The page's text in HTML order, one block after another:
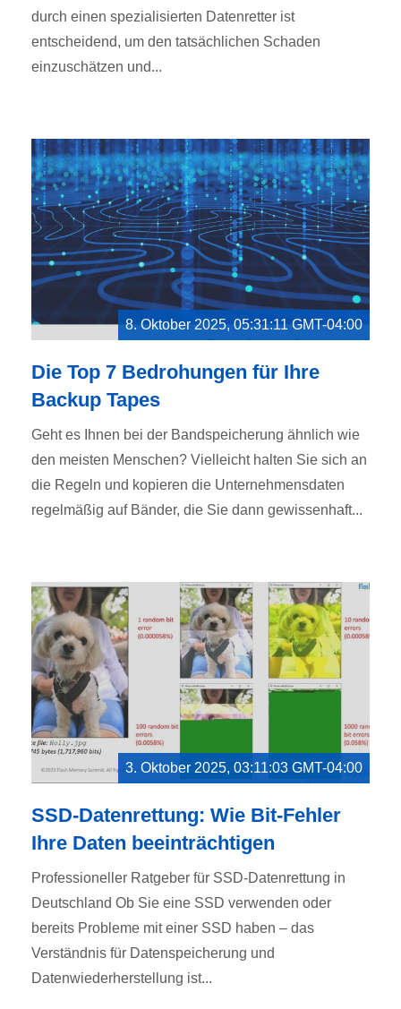
durch einen spezialisierten Datenretter ist
entscheidend, um den tatsächlichen Schaden
einzuschätzen und...
8. Oktober 2025, 05:31:11 GMT-04:00
Die Top 7 Bedrohungen für Ihre
Backup Tapes
Geht es Ihnen bei der Bandspeicherung ähnlich wie
den meisten Menschen? Vielleicht halten Sie sich an
die Regeln und kopieren die Unternehmensdaten
regelmäßig auf Bänder, die Sie dann gewissenhaft...
3. Oktober 2025, 03:11:03 GMT-04:00
SSD-Datenrettung: Wie Bit-Fehler
Ihre Daten beeinträchtigen
Professioneller Ratgeber für SSD-Datenrettung in
Deutschland Ob Sie eine SSD verwenden oder
bereits Probleme mit einer SSD haben – das
Verständnis für Datenspeicherung und
Datenwiederherstellung ist...